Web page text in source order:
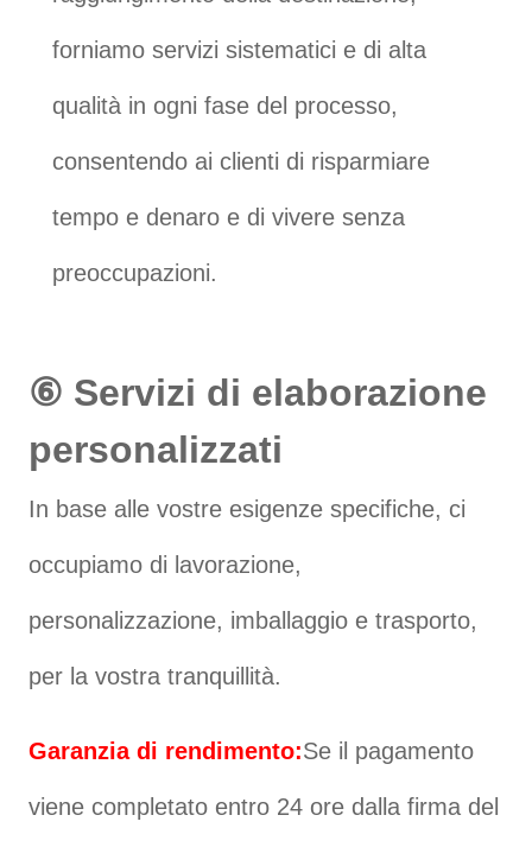
forniamo servizi sistematici e di alta
qualità in ogni fase del processo,
consentendo ai clienti di risparmiare
tempo e denaro e di vivere senza
preoccupazioni.
⑥ Servizi di elaborazione
personalizzati
In base alle vostre esigenze specifiche, ci
occupiamo di lavorazione,
personalizzazione, imballaggio e trasporto,
per la vostra tranquillità.
Garanzia di rendimento:Se il pagamento
viene completato entro 24 ore dalla firma del